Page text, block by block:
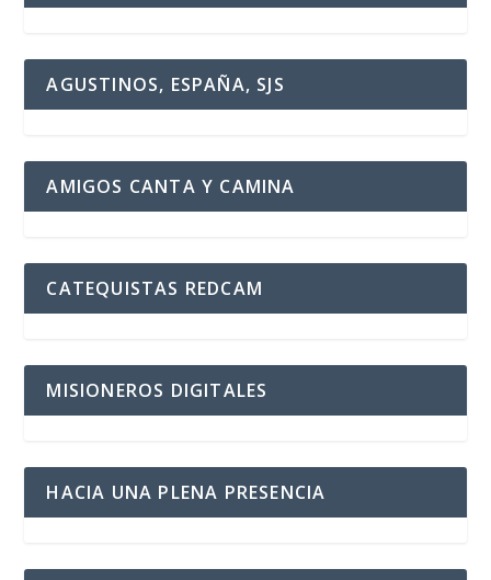
AGUSTINOS, ESPAÑA, SJS
AMIGOS CANTA Y CAMINA
CATEQUISTAS REDCAM
MISIONEROS DIGITALES
HACIA UNA PLENA PRESENCIA